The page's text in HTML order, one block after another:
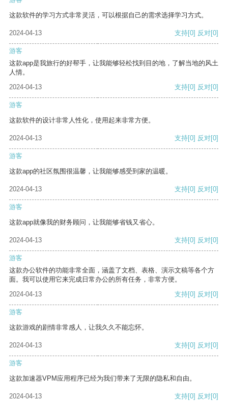
这款软件的学习方式非常灵活，可以根据自己的需求选择学习方式。
2024-04-13 支持[0] 反对[0]
游客
这款app是我旅行的好帮手，让我能够轻松找到目的地，了解当地的风土
人情。
2024-04-13
支持[0] 反对[0]
游客
这款软件的设计非常人性化，使用起来非常方便。
2024-04-13 支持[0] 反对[0]
游客
这款app的社区氛围很温馨，让我能够感受到家的温暖。
2024-04-13 支持[0] 反对[0]
游客
这款app就像我的财务顾问，让我能够省钱又省心。
2024-04-13 支持[0] 反对[0]
游客
这款办公软件的功能非常全面，涵盖了文档、表格、演示文稿等各个方
面。我可以使用它来完成日常办公的所有任务，非常方便。
2024-04-13
支持[0] 反对[0]
游客
这款游戏的剧情非常感人，让我久久不能忘怀。
2024-04-13 支持[0] 反对[0]
游客
这款加速器VPM应用程序已经为我们带来了无限的隐私和自由。
2024-04-13 支持[0] 反对[0]